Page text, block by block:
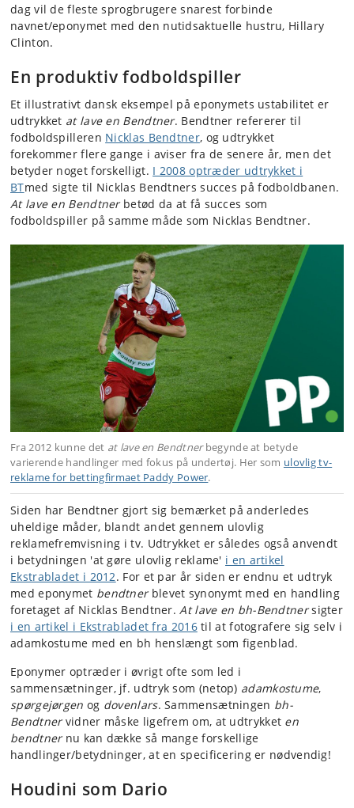
dag vil de fleste sprogbrugere snarest forbinde
navnet/eponymet med den nutidsaktuelle hustru, Hillary
Clinton.
En produktiv fodboldspiller
Et illustrativt dansk eksempel på eponymets ustabilitet er
udtrykket at lave en Bendtner. Bendtner refererer til
fodboldspilleren Nicklas Bendtner, og udtrykket
forekommer flere gange i aviser fra de senere år, men det
betyder noget forskelligt. I 2008 optræder udtrykket i
BTmed sigte til Nicklas Bendtners succes på fodboldbanen.
At lave en Bendtnerbetød da at få succes som
fodboldspiller på samme måde som Nicklas Bendtner.
Fra 2012 kunne det at lave en Bendtnerbegynde at betyde
varierende handlinger med fokus på undertøj. Her som ulovlig tv-
reklame for bettingfirmaet Paddy Power.
Siden har Bendtner gjort sig bemærket på anderledes
uheldige måder, blandt andet gennem ulovlig
reklamefremvisning i tv. Udtrykket er således også anvendt
i betydningen 'at gøre ulovlig reklame' i en artikel
Ekstrabladet i 2012. For et par år siden er endnu et udtryk
med eponymet bendtnerblevet synonymt med en handling
foretaget af Nicklas Bendtner.At lave en bh-Bendtnersigter
i en artikel i Ekstrabladet fra 2016til at fotografere sig selv i
adamkostume med en bh henslængt som figenblad.
Eponymer optræder i øvrigt ofte som led i
sammensætninger, jf. udtryk som (netop) adamkostume,
spørgejørgen og dovenlars. Sammensætningen bh-
Bendtnervidner måske ligefrem om, at udtrykket en
bendtnernu kan dække så mange forskellige
handlinger/betydninger, at en specificering er nødvendig!
Houdini som Dario